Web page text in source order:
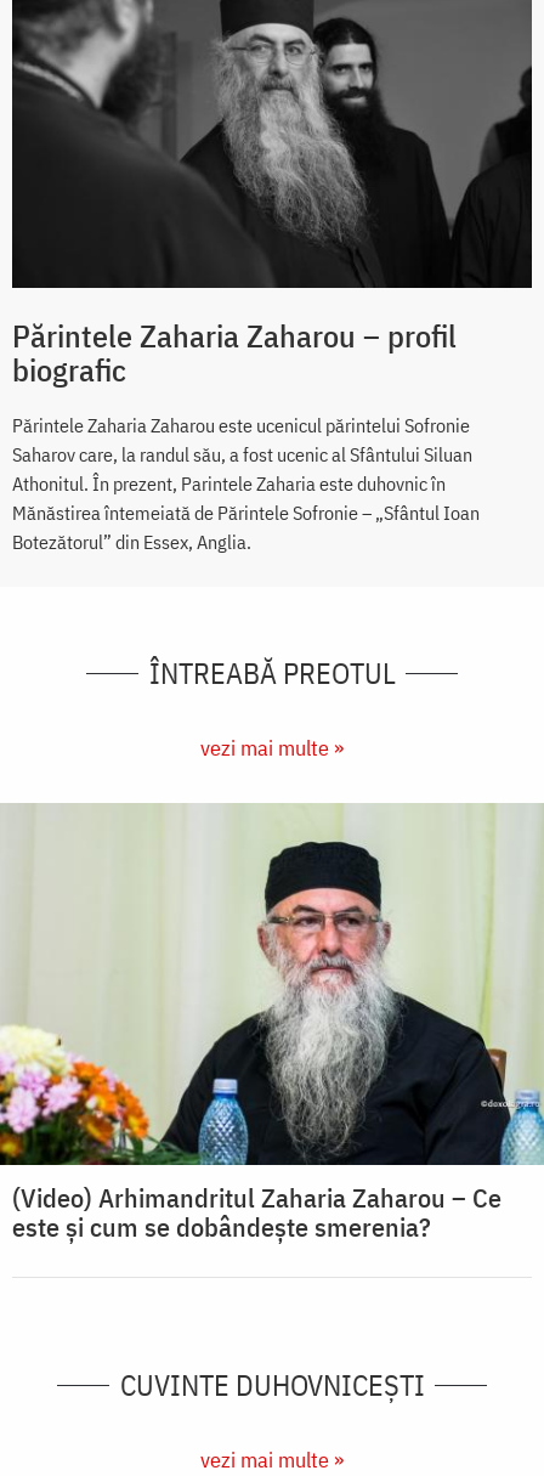
Părintele Zaharia Zaharou – profil
biografic
Părintele Zaharia Zaharou este ucenicul părintelui Sofronie
Saharov care, la randul său, a fost ucenic al Sfântului Siluan
Athonitul. În prezent, Parintele Zaharia este duhovnic în
Mănăstirea întemeiată de Părintele Sofronie – „Sfântul Ioan
Botezătorul” din Essex, Anglia.
ÎNTREABĂ PREOTUL
vezi mai multe »
(Video) Arhimandritul Zaharia Zaharou – Ce
este și cum se dobândește smerenia?
CUVINTE DUHOVNICEȘTI
vezi mai multe »